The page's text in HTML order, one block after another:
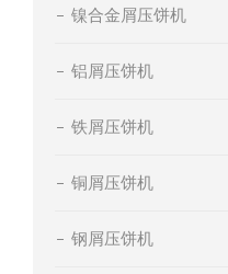
镍合金屑压饼机
铝屑压饼机
铁屑压饼机
铜屑压饼机
钢屑压饼机